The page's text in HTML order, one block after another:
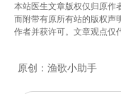
本站医生文章版权仅归原作
而附带有原所有站的版权声
作者并获许可。文章观点仅
原创： 渔歌小助手